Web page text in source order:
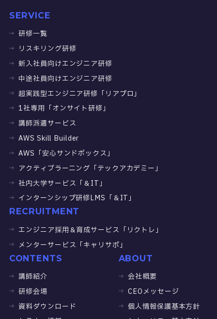
SERVICE
研修一覧
リスキリング研修
新入社員向けエンジニア研修
中途社員向けエンジニア研修
超実践型エンジニア研修「リアプロ」
1社専用「オンサイト研修」
講師派遣サービス
AWS Skill Builder
AWS「安心サンドボックス」
アクティブラーニング「テックアカデミー」
社内大学サービス「＆IT」
インターンシップ研修LMS「＆IT」
RECRUITMENT
エンジニア採用＆育成サービス「リクトレ」
メンターサービス「キャリサポ」
CONTENTS
講師紹介
研修会場
資料ダウンロード
ABOUT
会社概要
CEOメッセージ
個人情報保護基本方針